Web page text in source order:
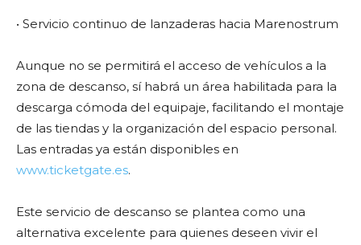
• Servicio continuo de lanzaderas hacia Marenostrum
Aunque no se permitirá el acceso de vehículos a la
zona de descanso, sí habrá un área habilitada para la
descarga cómoda del equipaje, facilitando el montaje
de las tiendas y la organización del espacio personal.
Las entradas ya están disponibles en
www.ticketgate.es.
Este servicio de descanso se plantea como una
alternativa excelente para quienes deseen vivir el